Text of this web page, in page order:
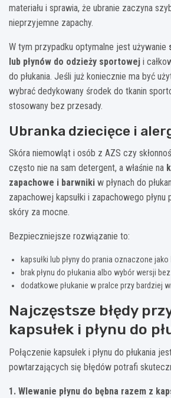
materiału i sprawia, że ubranie zaczyna
nieprzyjemne zapachy.
W tym przypadku optymalne jest używanie
lub płynów do odzieży sportowej i
do płukania. Jeśli już koniecznie ma być
wybrać dedykowany środek do tkanin
stosowany bez przesady.
Ubranka dziecięce i
Skóra niemowląt i osób z AZS czy
często nie na sam detergent, a właśnie na
zapachowe i barwniki w płynach do
zapachowej kapsułki i zapachowego
skóry za mocne.
Bezpieczniejsze rozwiązanie to:
kapsułki lub płyny do prania oznaczone jako
brak płynu do płukania albo wybór wersji
dodatkowe płukanie w pralce przy bardziej
Najczęstsze błędy
kapsułek i płynu do
Połączenie kapsułek i płynu do płukania
powtarzających się błędów potrafi
1. Wlewanie płynu do bębna razem z